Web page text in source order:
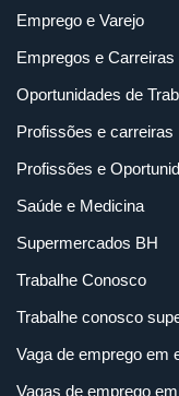
Emprego e Varejo
Empregos e Carreiras
Oportunidades de
Profissões e carreiras
Profissões e
Saúde e Medicina
Supermercados BH
Trabalhe Conosco
Trabalhe conosco
Vaga de emprego em
Vagas de emprego